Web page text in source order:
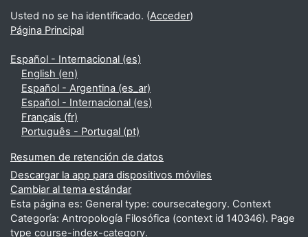
Usted no se ha identificado. (Acceder)
Página Principal
Español - Internacional ‎(es)‎
English ‎(en)‎
Español - Argentina ‎(es_ar)‎
Español - Internacional ‎(es)‎
Français ‎(fr)‎
Português - Portugal ‎(pt)‎
Resumen de retención de datos
Descargar la app para dispositivos móviles
Cambiar al tema estándar
Esta página es: General type: coursecategory. Context
Categoría: Antropología Filosófica (context id 140346). Page
type course-index-category.